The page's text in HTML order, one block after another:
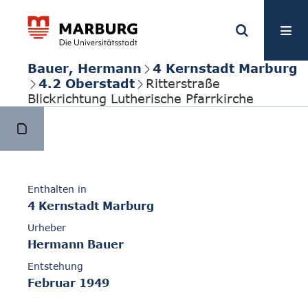
Bauer, Hermann
4 Kernstadt Marburg
4.2 Oberstadt
Ritterstraße
Blickrichtung Lutherische Pfarrkirche
Enthalten in
4 Kernstadt Marburg
Urheber
Hermann Bauer
Entstehung
Februar 1949